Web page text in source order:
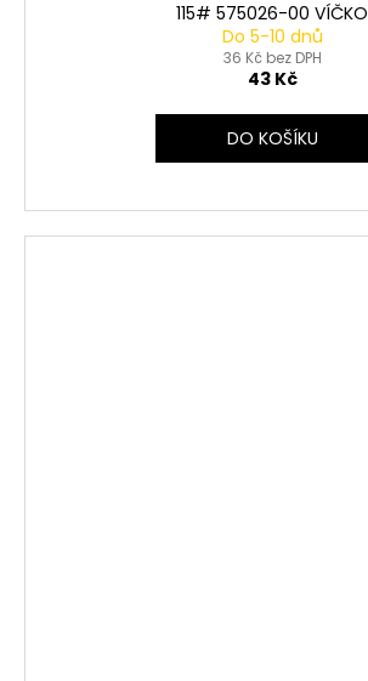
115# 575026-00 VÍČKO
Do 5-10 dnů
36 Kč bez DPH
43 Kč
DO KOŠÍKU